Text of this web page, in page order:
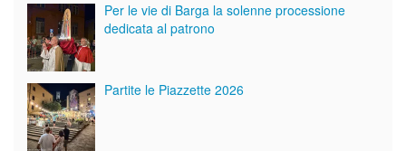
Per le vie di Barga la solenne processione
dedicata al patrono
Partite le Piazzette 2026